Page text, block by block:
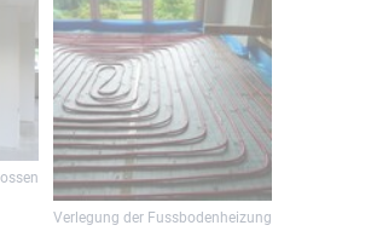
Verlegung der Fussbodenheizung